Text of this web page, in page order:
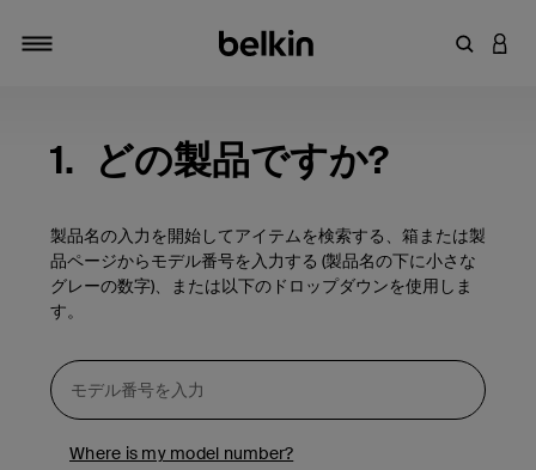
キーワアカ
1. どの製品ですか?
製品名の入力を開始してアイテムを検索する、箱または製
品ページからモデル番号を入力する (製品名の下に小さな
グレーの数字)、または以下のドロップダウンを使用しま
す。
Where is my model number?